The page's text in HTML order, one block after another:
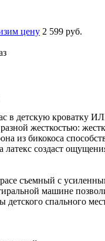
цену 2 599 руб.
в детскую
жесткостью:
из бикокоса
латекс создаст
съемный с
машине
детского спального